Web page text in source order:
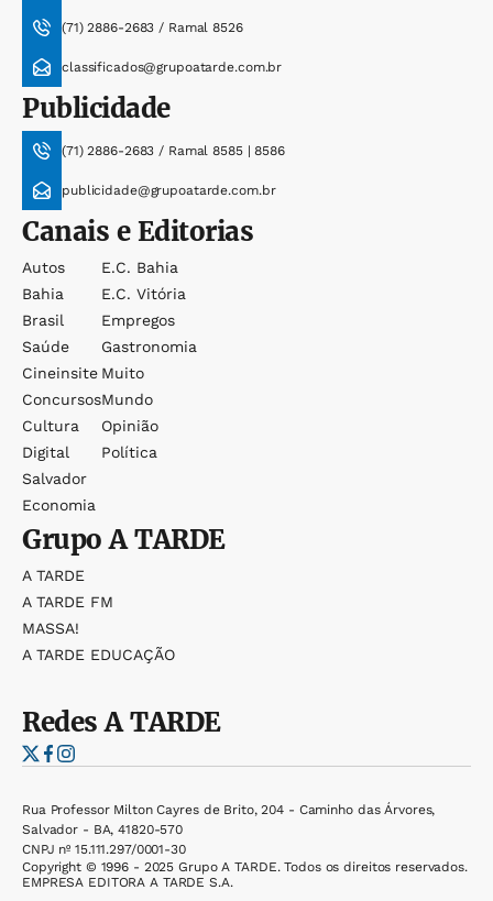
(71) 2886-2683 / Ramal 8526
classificados@grupoatarde.com.br
Publicidade
(71) 2886-2683 / Ramal 8585 | 8586
publicidade@grupoatarde.com.br
Canais e Editorias
Autos
Bahia
Brasil
Saúde
Cineinsite
Concursos
Cultura
Digital
Salvador
Economia
E.c. Bahia
E.c. Vitória
Empregos
Gastronomia
Muito
Mundo
Opinião
Política
GrupoA TARDE
A TARDE
A TARDE FM
MASSA!
A TARDE EDUCAÇÃO
RedesA TARDE
Rua Professor Milton Cayres de Brito, 204 - Caminho das Árvores,
Salvador - BA, 41820-570
CNPJ nº 15.111.297/0001-30
Copyright © 1996 - 2025 Grupo A TARDE. Todos os direitos reservados.
EMPRESA EDITORA A TARDE S.A.